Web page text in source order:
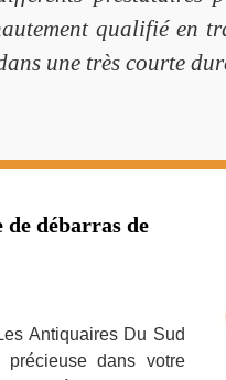
qualifié en
une très courte
débarras de
Antiquaires Du Sud
dans votre